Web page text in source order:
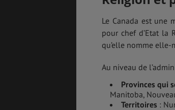
Le Canada est une
pour chef d’Etat la
qu’elle nomme elle-
Au niveau de
Provinces qui
Manitoba,
Territoires :